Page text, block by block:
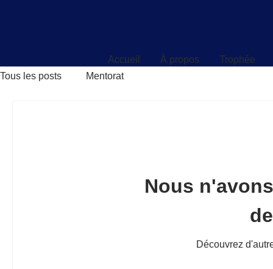
Accueil À propos
Trophée
Tous les posts
Mentorat
Nous
Découvrez